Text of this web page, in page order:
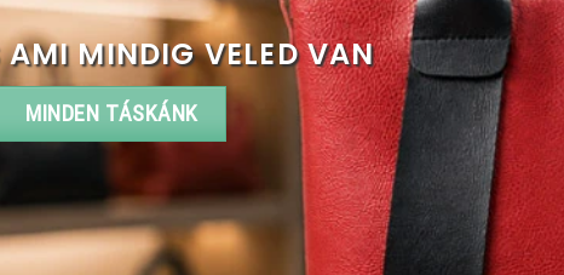
AMI MINDIG VELED VAN
MINDEN TÁSKÁNK